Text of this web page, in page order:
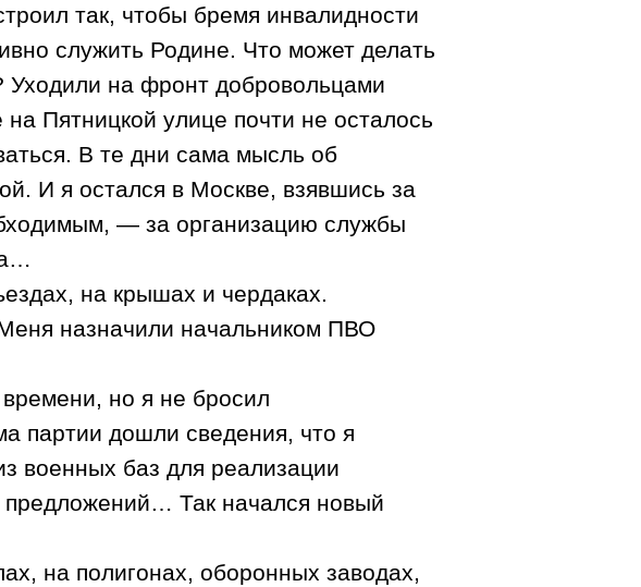
так, чтобы бремя инвалидности
служить Родине. Что может делать
Уходили на фронт добровольцами
Пятницкой улице почти не осталось
В те дни сама мысль об
И я остался в Москве, взявшись за
— за организацию службы
на крышах и чердаках.
назначили начальником ПВО
но я не бросил
партии дошли сведения, что я
военных баз для реализации
предложений… Так начался новый
на полигонах, оборонных заводах,